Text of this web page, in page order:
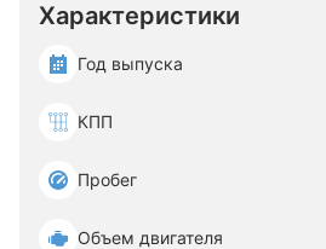
Характеристики
Год выпуска
КПП
Пробег
Объем двигателя